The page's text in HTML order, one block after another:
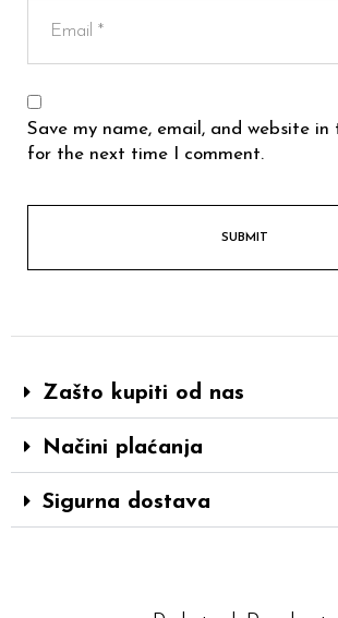
Save my name, email, and website in
for the next time I comment.
Zašto kupiti od nas
Načini plaćanja
Sigurna dostava